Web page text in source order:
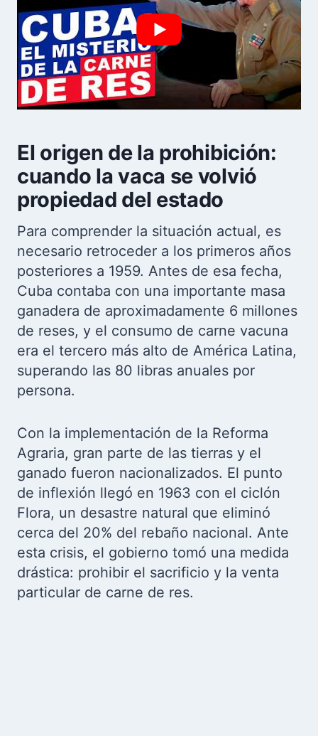
El origen de la prohibición:
cuando la vaca se volvió
propiedad del estado
Para comprender la situación actual, es
necesario retroceder a los primeros años
posteriores a 1959. Antes de esa fecha,
Cuba contaba con una importante masa
ganadera de aproximadamente 6 millones
de reses, y el consumo de carne vacuna
era el tercero más alto de América Latina,
superando las 80 libras anuales por
persona.
Con la implementación de la Reforma
Agraria, gran parte de las tierras y el
ganado fueron nacionalizados. El punto
de inflexión llegó en 1963 con el ciclón
Flora, un desastre natural que eliminó
cerca del 20% del rebaño nacional. Ante
esta crisis, el gobierno tomó una medida
drástica: prohibir el sacrificio y la venta
particular de carne de res.